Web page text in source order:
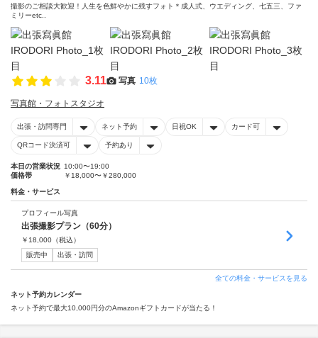
撮影のご相談大歓迎！人生を色鮮やかに残すフォト＊成人式、ウエディング、七五三、ファ
ミリーetc..
3.11 写真 10枚
写真館・フォトスタジオ
出張・訪問専門 ネット予約 日祝OK カード可
QRコード決済可 予約あり
本日の営業状況 10:00〜19:00
価格帯
￥18,000〜￥280,000
料金・サービス
プロフィール写真
出張撮影プラン（60分）
￥ 18,000 （税込）
販売中
出張・訪問
全ての料金・サービスを見る
ネット予約カレンダー
ネット予約で最大10,000円分のAmazonギフトカードが当たる！